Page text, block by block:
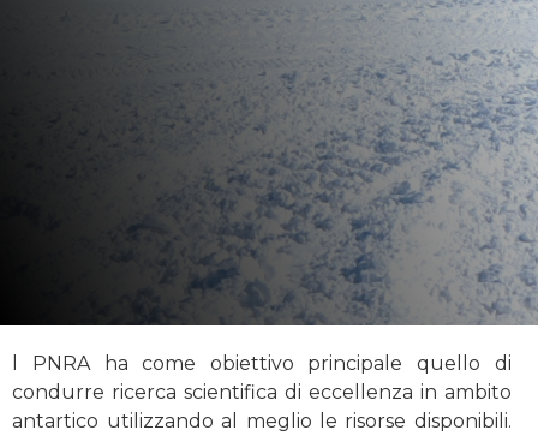
l PNRA ha come obiettivo principale quello di
condurre ricerca scientifica di eccellenza in ambito
antartico utilizzando al meglio le risorse disponibili.